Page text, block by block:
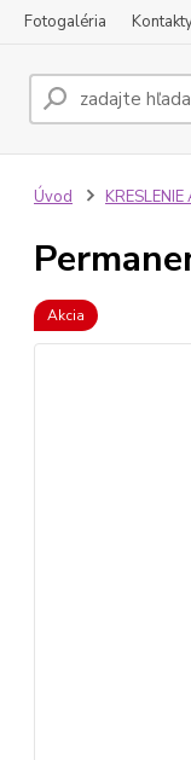
Fotogaléria
Úvod
Akcia